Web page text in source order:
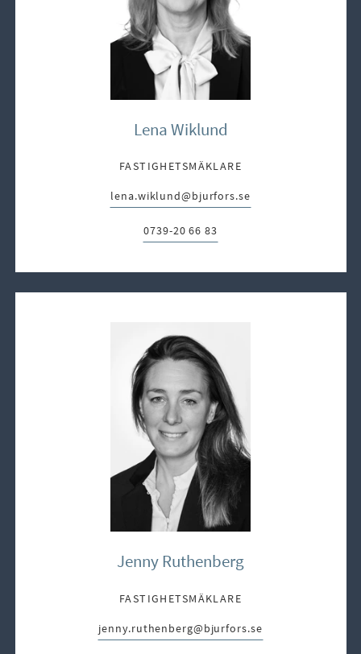
Lena Wiklund
FASTIGHETSMÄKLARE
E-post:
lena.wiklund@bjurfors.se
Telefon:
0739-20 66 83
Jenny Ruthenberg
FASTIGHETSMÄKLARE
E-post:
jenny.ruthenberg@bjurfors.se